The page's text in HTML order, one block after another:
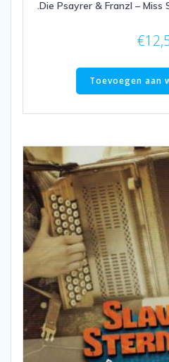
.Die Psayrer & Franzl –
€
Toevoegen aan